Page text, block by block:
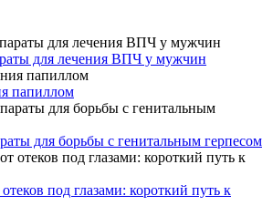
для лечения ВПЧ у мужчин
папиллом
для борьбы с генитальным герпесом
под глазами: короткий путь к